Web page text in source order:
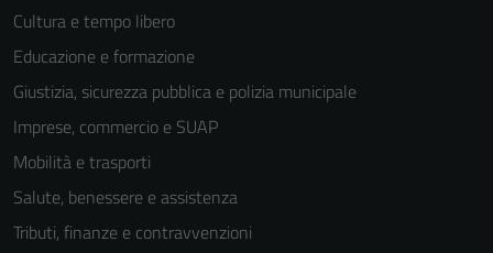
Cultura e tempo libero
Educazione e formazione
Giustizia, sicurezza pubblica e polizia municipale
Imprese, commercio e SUAP
Mobilità e trasporti
Salute, benessere e assistenza
Tributi, finanze e contravvenzioni